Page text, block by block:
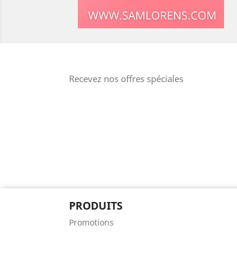
Recevez nos offres spéciales
PRODUITS
Promotions